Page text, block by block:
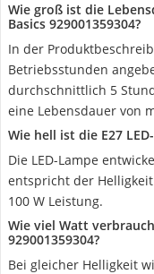
Wie groß ist die
Basics 929001359304?
In der
Betriebsstunden
durchschnittlich 5
eine Lebensdauer von
Wie hell ist die E27
Die LED-Lampe
entspricht der
100 W Leistung.
Wie viel Watt
929001359304?
Bei gleicher Helligkeit